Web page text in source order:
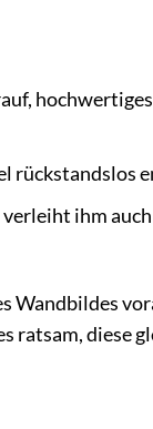
rückstandslos
ihm
Wandbildes
ratsam, diese